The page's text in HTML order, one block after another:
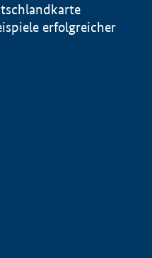
erfolgreicher